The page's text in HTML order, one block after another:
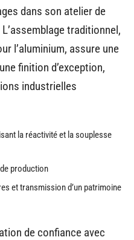
dans son atelier de
traditionnel,
l’aluminium, assure une
finition d’exception,
industrielles
la réactivité et la souplesse
production
et transmission d’un patrimoine
de confiance avec